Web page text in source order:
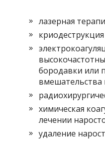
лазерная
бородавки или
вмешательства
химическая
лечении
удаление